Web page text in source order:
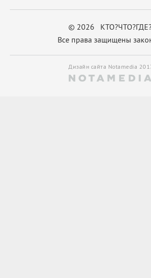
© 2026
Все права защищены
Дизайн сайта Notamedia